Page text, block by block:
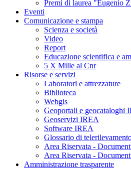
Premi di laurea "Eugenio
Eventi
Comunicazione e stampa
Scienza e società
Video
Report
Educazione scientifica e
5 X Mille al Cnr
Risorse e servizi
Laboratori e attrezzature
Biblioteca
Webgis
Geoportali e geocataloghi
Geoservizi IREA
Software IREA
Glossario di
Area Riservata -
Area Riservata -
Amministrazione trasparente